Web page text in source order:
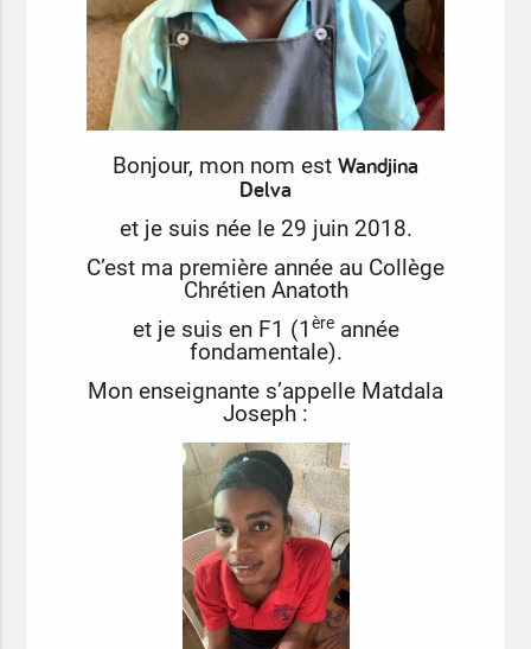
Bonjour, mon nom est Wandjina
Delva
et je suis née le 29 juin 2018.
C’est ma première année au Collège
Chrétien Anatoth
et je suis en F1 (1 èreannée
fondamentale).
Mon enseignante s’appelle Matdala
Joseph :